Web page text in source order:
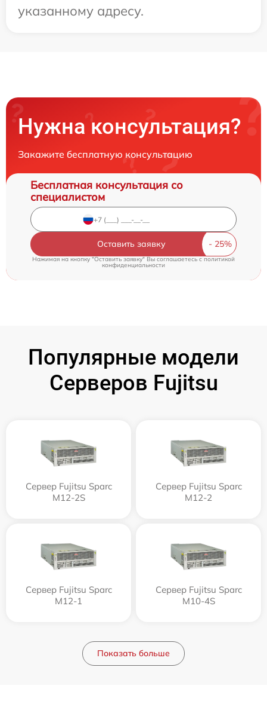
указанному адресу.
Нужна консультация?
Закажите бесплатную консультацию
Бесплатная консультация со
специалистом
Оставить заявку
Нажимая на кнопку "Оставить заявку" Вы соглашаетесь cполитикой
конфиденциальности
Популярные модели
Серверов Fujitsu
Сервер Fujitsu Sparc
M12-2S
Сервер Fujitsu Sparc
M12-2
Сервер Fujitsu Sparc
M12-1
Сервер Fujitsu Sparc
M10-4S
Показать больше